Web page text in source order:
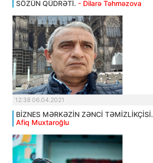
SÖZÜN QÜDRƏTİ. - Dilarə Təhməzova
12:38 06.04.2021
BİZNES MƏRKƏZİN ZƏNCİ TƏMİZLİKÇİSİ.
Afiq Muxtaroğlu